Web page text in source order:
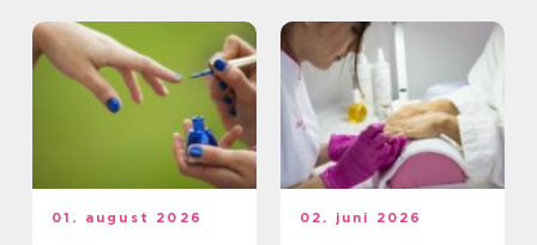
01. august 2026 02. juni 2026